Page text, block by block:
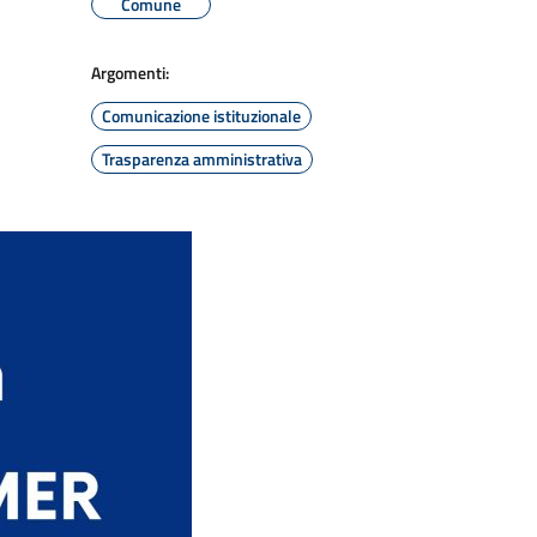
Argomenti:
Comunicazione istituzionale
Trasparenza amministrativa